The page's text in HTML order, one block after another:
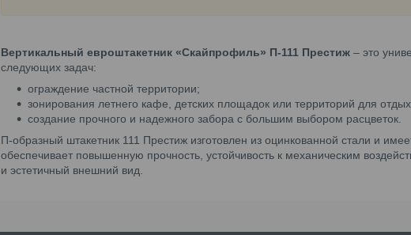
Вертикальный евроштакетник «Скайпрофиль» П-111 Престиж – это
следующих задач:
ограждение частной территории;
зонирования летнего кафе, детских площадок или территорий для
создание прочного и надежного забора с большим выбором расцветок.
П-образный штакетник 111 Престиж изготовлен из оцинкованной стали и
обеспечивает повышенную прочность, устойчивость к механическим
и эстетичный внешний вид.